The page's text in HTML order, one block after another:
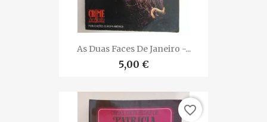
As Duas Faces De Janeiro -...
5,00 €
favorite_border